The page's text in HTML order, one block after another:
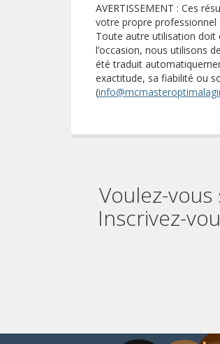
AVERTISSEMENT : Ces
votre propre professionnel
Toute autre utilisation doit
l’occasion, nous utilisons
été traduit
exactitude, sa fiabilité ou
(
Voulez-
Inscrivez-